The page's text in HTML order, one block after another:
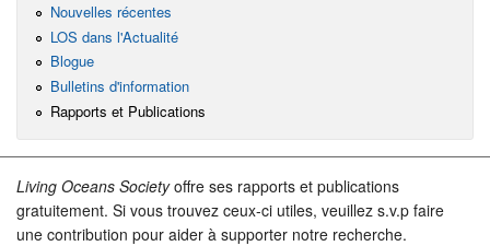
Nouvelles récentes
LOS dans l'Actualité
Blogue
Bulletins d'information
Rapports et Publications
Living Oceans Societyoffre ses rapports et publications
gratuitement. Si vous trouvez ceux-ci utiles, veuillez s.v.p faire
une contribution pour aider à supporter notre recherche.